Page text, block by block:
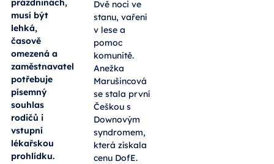
musí být
lehká,
časově
omezená a
zaměstnavatel
potřebuje
písemný
souhlas
rodičů i
vstupní
lékařskou
prohlídku.
Dvě noci ve
stanu, vaření
v lese a
pomoc
komunitě.
Anežka
Marušincová
se stala první
Češkou s
Downovým
syndromem,
která získala
cenu DofE.